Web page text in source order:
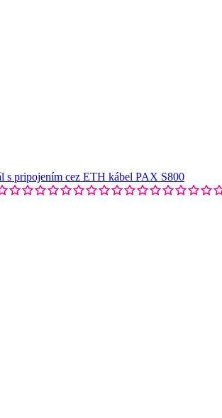
s pripojením cez ETH kábel PAX S800